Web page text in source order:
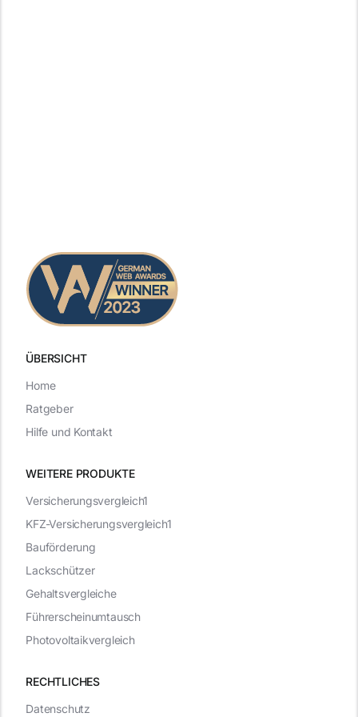
ÜBERSICHT
WEITERE PRODUKTE
RECHTLICHES
Datenschutz
Versicherungsvergleich1
KFZ-Versicherungsvergleich1
Bauförderung
Lackschützer
Gehaltsvergleiche
Führerscheinumtausch
Photovoltaikvergleich
Home
Ratgeber
Hilfe und Kontakt